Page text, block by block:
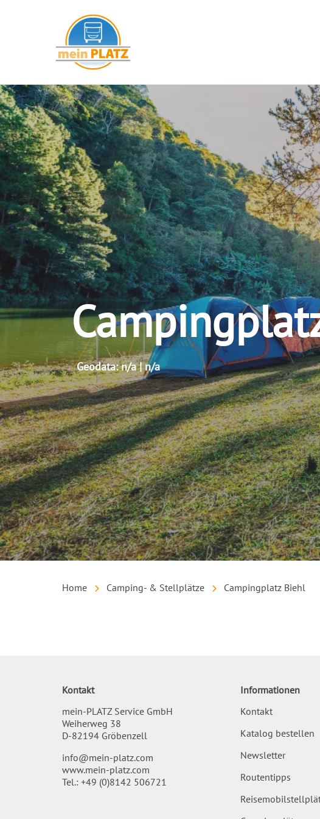
Geodata: n/a | n/a
Home Camping- & Stellplätze Campingplatz Biehl
Kontakt
mein-PLATZ Service GmbH
Weiherweg 38
D-82194 Gröbenzell
info@mein-platz.com
www.mein-platz.com
Tel.: +49 (0)8142 506721
Informationen
Kontakt
Katalog bestellen
Newsletter
Routentipps